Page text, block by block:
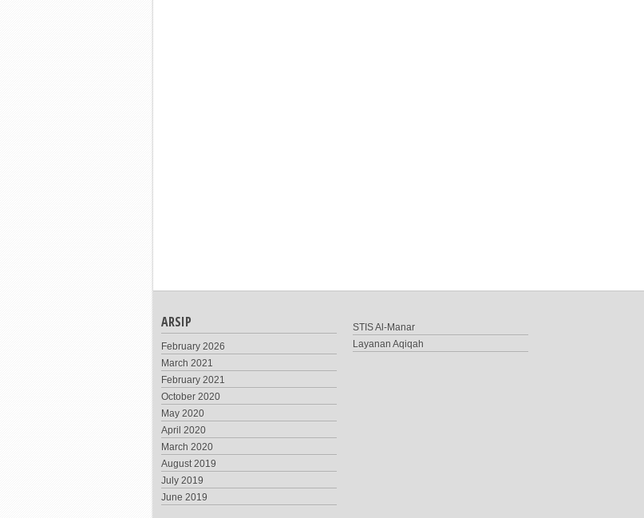
ARSIP
February 2026
March 2021
February 2021
October 2020
May 2020
April 2020
March 2020
August 2019
July 2019
June 2019
STIS Al-Manar
Layanan Aqiqah